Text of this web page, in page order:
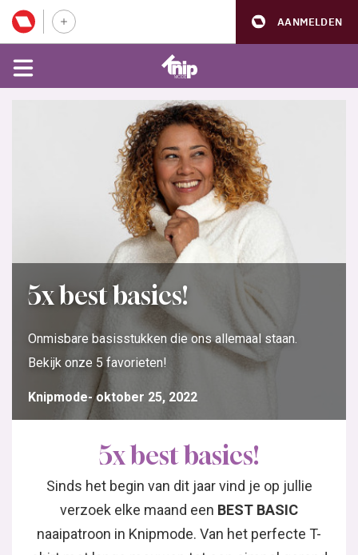
AANMELDEN
5x best basics!
Onmisbare basisstukken die ons allemaal staan.
Bekijk onze 5 favorieten!
Knipmode oktober 25, 2022
5x best basics!
Sinds het begin van dit jaar vind je op jullie
verzoek elke maand een BEST BASIC
naaipatroon in Knipmode. Van het perfecte T-